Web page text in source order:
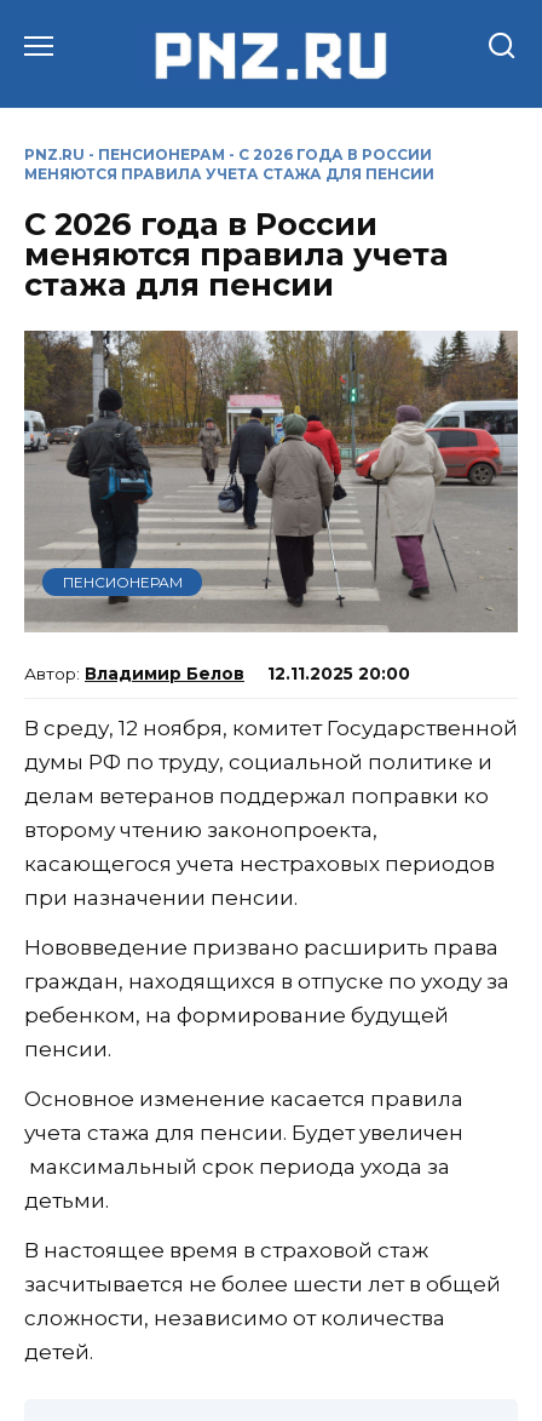
PNZ.RU - ПЕНСИОНЕРАМ - С 2026 ГОДА В РОССИИ
МЕНЯЮТСЯ ПРАВИЛА УЧЕТА СТАЖА ДЛЯ ПЕНСИИ
С 2026 года в России
меняются правила учета
стажа для пенсии
ПЕНСИОНЕРАМ
Владимир Белов 12.11.2025 20:00
В среду, 12 ноября, комитет Государственной
думы РФ по труду, социальной политике и
делам ветеранов поддержал поправки ко
второму чтению законопроекта,
касающегося учета нестраховых периодов
при назначении пенсии.
Нововведение призвано расширить права
граждан, находящихся в отпуске по уходу за
ребенком, на формирование будущей
пенсии.
Основное изменение касается правила
учета стажа для пенсии. Будет увеличен
максимальный срок периода ухода за
детьми.
В настоящее время в страховой стаж
засчитывается не более шести лет в общей
сложности, независимо от количества
детей.